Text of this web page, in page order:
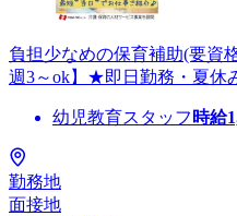
負担少なめの保育補助(要資
週3～ok】★即日勤務・夏休
幼児教育スタッフ 時給
勤務地
面接地